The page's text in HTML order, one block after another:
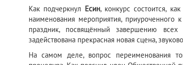
Как подчеркнул Есин, конкурс состоится,
наименования мероприятия, приуроченного
праздник, посвящённый завершению
задействована прекрасная новая сцена,
На самом деле, вопрос переименования